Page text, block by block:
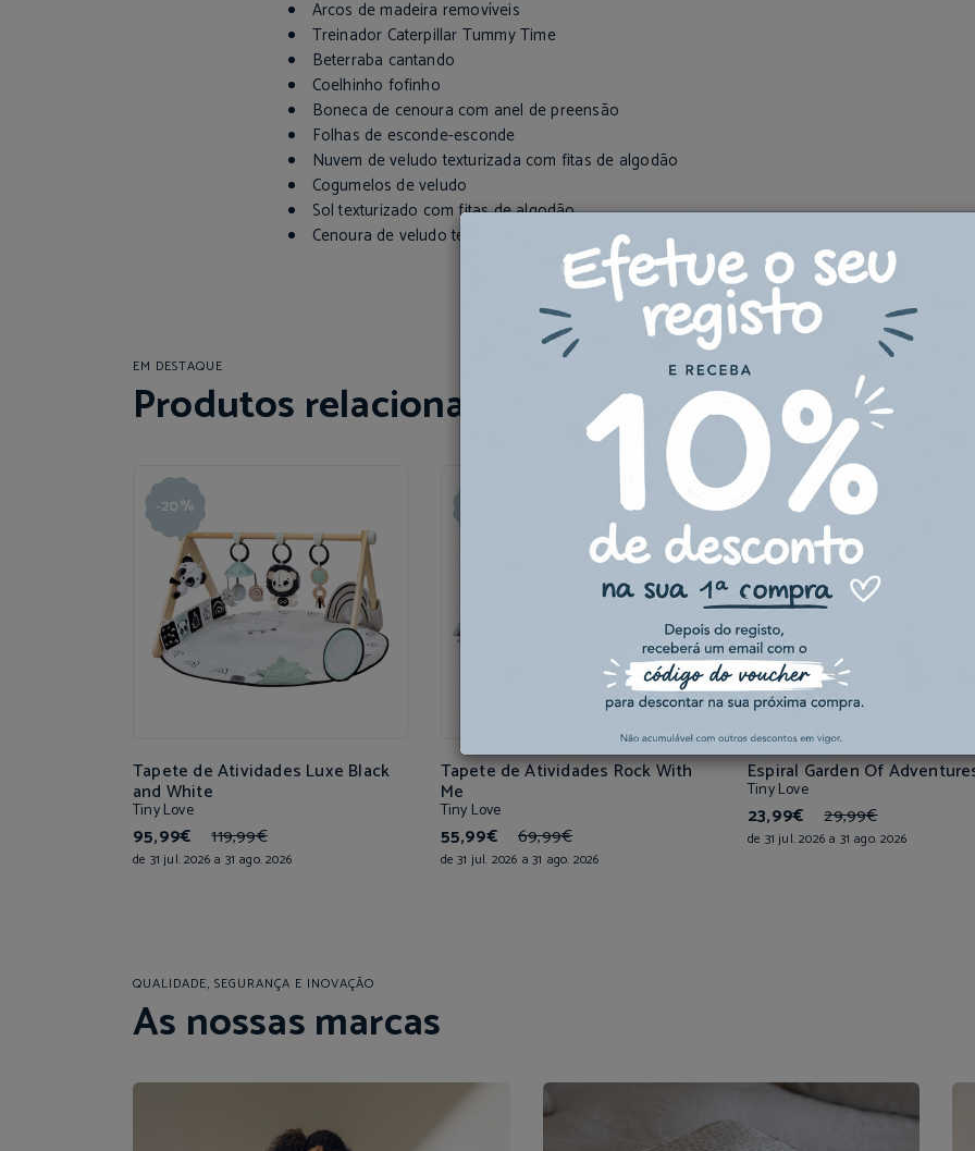
Arcos de madeira removíveis
Treinador Caterpillar Tummy Time
Beterraba cantando
Coelhinho fofinho
Boneca de cenoura com anel de preensão
Folhas de esconde-esconde
Nuvem de veludo texturizada com fitas de algodão
Cogumelos de veludo
Sol texturizado com fitas de algodão
Cenoura de veludo texturizada com fitas de algodão
EM DESTAQUE
Produtos relacionados
-20%
Tapete de Atividades Luxe Black
and White
Tiny Love
95,99€ 119,99€
de 31 jul. 2026 a 31 ago. 2026
Tapete de Atividades Rock With
Me
Tiny Love
55,99€ 69,99€
de 31 jul. 2026 a 31 ago. 2026
-20%
Espiral Garden Of
Tiny Love
23,99€ 29,99€
de 31 jul. 2026 a 31 ago. 2026
QUALIDADE, SEGURANÇA E INOVAÇÃO
As nossas marcas